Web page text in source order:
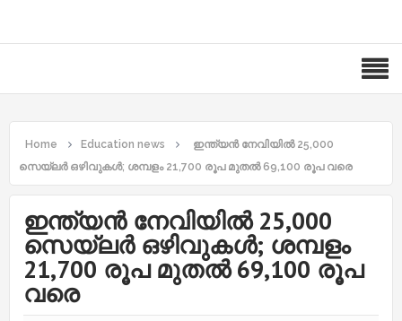
Home Education news
ഇന്ത്യന്‍ നേവിയില്‍ 25,000
സെയ്‌ലര്‍ ഒഴിവുകള്‍; ശമ്പളം 21,700 രൂപ മുതല്‍ 69,100 രൂപ വരെ
ഇന്ത്യന്‍ നേവിയില്‍ 25,000
സെയ്‌ലര്‍ ഒഴിവുകള്‍; ശമ്പളം
21,700 രൂപ മുതല്‍ 69,100 രൂപ
വരെ